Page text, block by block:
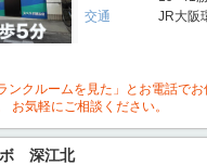
交通
JR大阪
ンクルームを見た」とお電話で
お気軽にご相談ください。
ボ 深江北